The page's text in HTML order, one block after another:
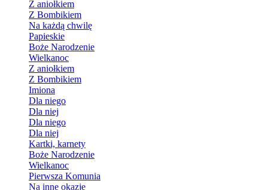
Z aniołkiem
Z Bombikiem
Na każdą chwilę
Papieskie
Boże Narodzenie
Wielkanoc
Z aniołkiem
Z Bombikiem
Imiona
Dla niego
Dla niej
Dla niego
Dla niej
Kartki, karnety
Boże Narodzenie
Wielkanoc
Pierwsza Komunia
Na inne okazje